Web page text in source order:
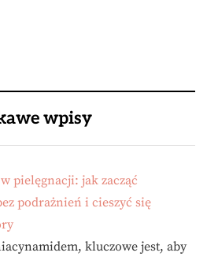
wpisy
pielęgnacji: jak zacząć
podrażnień i cieszyć się
kluczowe jest, aby